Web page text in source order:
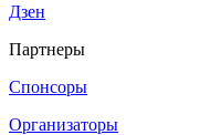
Дзен
Партнеры
Спонсоры
Организаторы